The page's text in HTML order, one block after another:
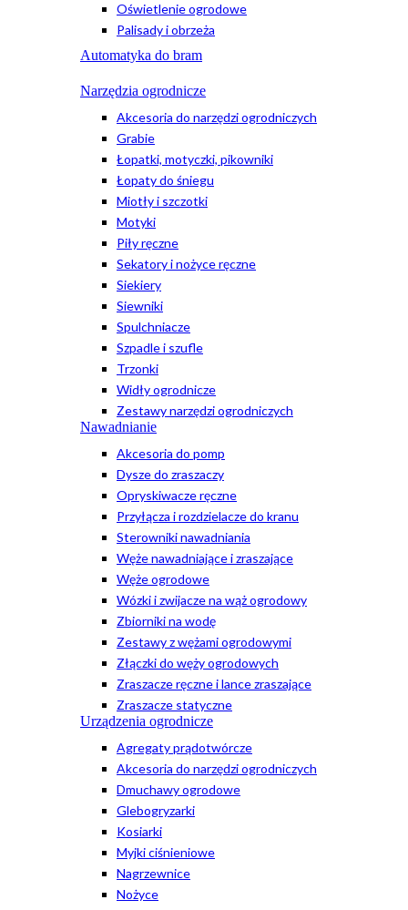
Oświetlenie ogrodowe
Palisady i obrzeża
Automatyka do bram
Narzędzia ogrodnicze
Akcesoria do narzędzi ogrodniczych
Grabie
Łopatki, motyczki, pikowniki
Łopaty do śniegu
Miotły i szczotki
Motyki
Piły ręczne
Sekatory i nożyce ręczne
Siekiery
Siewniki
Spulchniacze
Szpadle i szufle
Trzonki
Widły ogrodnicze
Zestawy narzędzi ogrodniczych
Nawadnianie
Akcesoria do pomp
Dysze do zraszaczy
Opryskiwacze ręczne
Przyłącza i rozdzielacze do kranu
Sterowniki nawadniania
Węże nawadniające i zraszające
Węże ogrodowe
Wózki i zwijacze na wąż ogrodowy
Zbiorniki na wodę
Zestawy z wężami ogrodowymi
Złączki do węży ogrodowych
Zraszacze ręczne i lance zraszające
Zraszacze statyczne
Urządzenia ogrodnicze
Agregaty prądotwórcze
Akcesoria do narzędzi ogrodniczych
Dmuchawy ogrodowe
Glebogryzarki
Kosiarki
Myjki ciśnieniowe
Nagrzewnice
Nożyce